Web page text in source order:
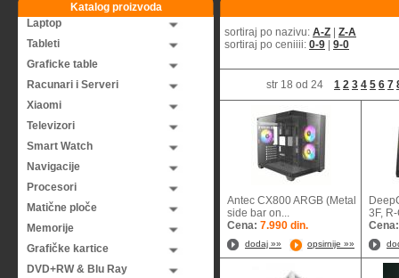
Katalog proizvoda
Laptop
Tableti
Graficke table
Racunari i Serveri
Xiaomi
Televizori
Smart Watch
Navigacije
Procesori
Matične ploče
Memorije
Grafičke kartice
DVD+RW & Blu Ray
sortiraj po nazivu: A-Z
Z-A
sortiraj po ceniiii: 0-9 9-0
str 18 od 24 1 2 3 4 5 6 7
Antec CX800 ARGB (Metal
side bar on...
Cena: 7.990 din.
dodaj »» opsirnije »»
3F,